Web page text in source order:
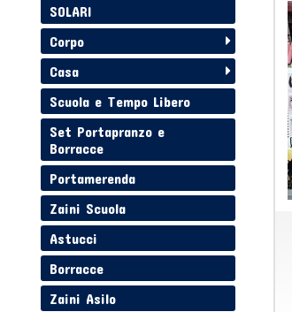
SOLARI
Corpo
Casa
Scuola e Tempo Libero
Set Portapranzo e
Borracce
Portamerenda
Zaini Scuola
Astucci
Borracce
Zaini Asilo